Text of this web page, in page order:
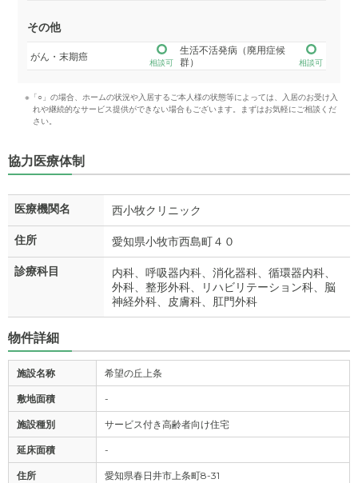
その他
がん・末期癌
相談可
生活不活発病（廃用症候
群）
相談可
※「○」の場合、ホームの状況や入居するご本人様の状態等によっては、入居のお受け入
れや継続的なサービス提供ができない場合もございます。まずはお気軽にご相談くだ
さい。
協力医療体制
医療機関名 西小牧クリニック
住所 愛知県小牧市西島町４０
診療科目
内科、呼吸器内科、消化器科、循環器内科、
外科、整形外科、リハビリテーション科、脳
神経外科、皮膚科、肛門外科
物件詳細
施設名称 希望の丘上条
敷地面積 -
施設種別 サービス付き高齢者向け住宅
延床面積 -
住所 愛知県春日井市上条町8-31